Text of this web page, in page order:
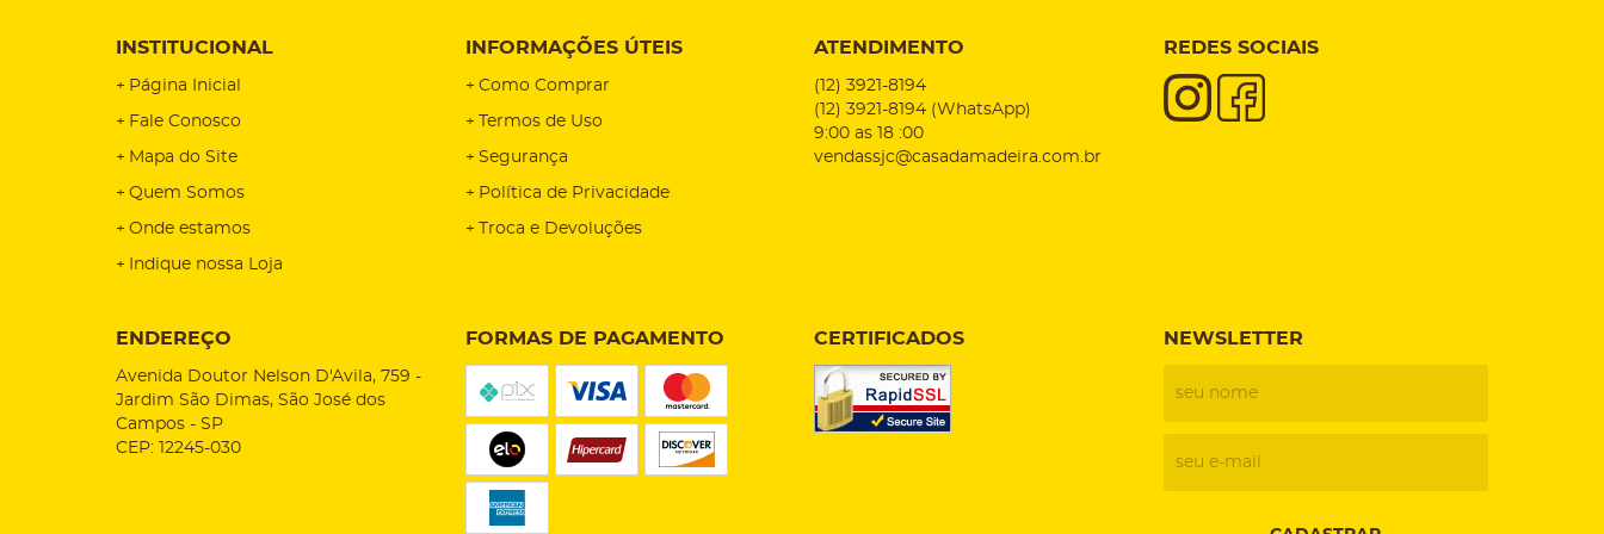
INSTITUCIONAL
Página Inicial
Fale Conosco
Mapa do Site
Quem Somos
Onde estamos
Indique nossa Loja
INFORMAÇÕES ÚTEIS
Como Comprar
Termos de Uso
Segurança
Política de Privacidade
Troca e Devoluções
ATENDIMENTO
(12) 3921-8194
(12) 3921-8194 (WhatsApp)
9:00 as 18 :00
vendassjc@casadamadeira.com.br
REDES SOCIAIS
ENDEREÇO
Avenida Doutor Nelson D'Avila, 759 -
Jardim São Dimas, São José dos
Campos - SP
CEP: 12245-030
FORMAS DE PAGAMENTO CERTIFICADOS NEWSLETTER